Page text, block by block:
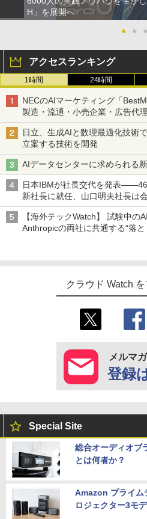
H」を展開へ
●
● ●
アクセスランキング
1時間 24時間
NECのAIマーケティング「
製造・流通・小売企業・広告代
日立、生成AIと数理最適化技術
立案する技術を開発
AIデータセンターに求められる
日本IBMが社長交代を発表
新社長に就任、山口明夫社長は
【海外テックWatch】 試験中
Anthropicの両社に共通する“落と
クラウド Watch
メルマ
登録
Special Site
総合オーディオブ
とは何者か？
Amazon プライム
ロジェクター3モ